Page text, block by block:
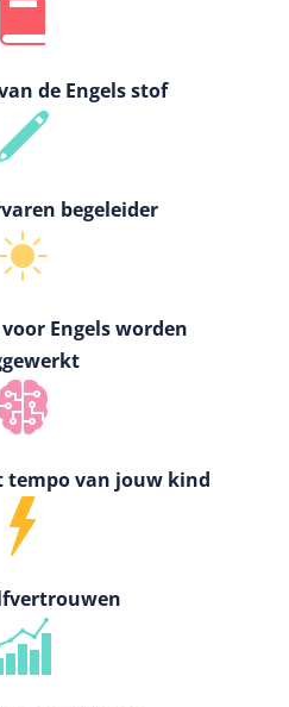
de Engels stof
begeleider
Engels worden
tempo van jouw kind